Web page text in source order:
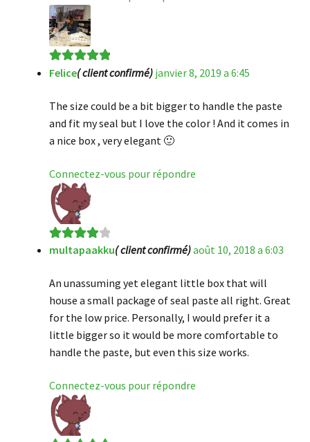
Note5sur 5
Felice( client confirmé) janvier 8, 2019 a 6:45
The size could be a bit bigger to handle the paste
and fit my seal but I love the color ! And it comes in
a nice box , very elegant 🙂
Connectez-vous pour répondre
Note4sur
multapaakku( client confirmé)août 10, 2018 a 6:03
An unassuming yet elegant little box that will
house a small package of seal paste all right. Great
for the low price. Personally, I would prefer it a
little bigger so it would be more comfortable to
handle the paste, but even this size works.
Connectez-vous pour répondre